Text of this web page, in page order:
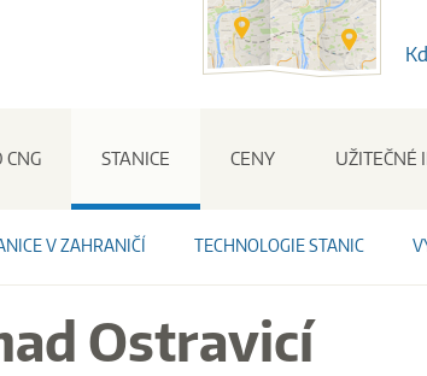
CNG STANICE
V ZAHRANIČÍ TECHNOLOGIE STANIC
CENY UŽITEČNÉ
Ostravicí